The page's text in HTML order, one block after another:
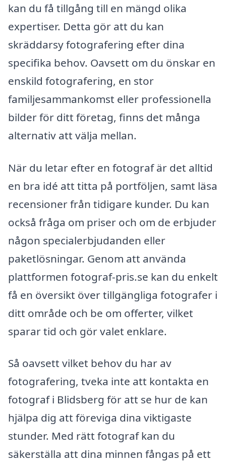
kan du få tillgång till en mängd olika
expertiser. Detta gör att du kan
skräddarsy fotografering efter dina
specifika behov. Oavsett om du önskar en
enskild fotografering, en stor
familjesammankomst eller professionella
bilder för ditt företag, finns det många
alternativ att välja mellan.
När du letar efter en fotograf är det alltid
en bra idé att titta på portföljen, samt läsa
recensioner från tidigare kunder. Du kan
också fråga om priser och om de erbjuder
någon specialerbjudanden eller
paketlösningar. Genom att använda
plattformen fotograf-pris.se kan du enkelt
få en översikt över tillgängliga fotografer i
ditt område och be om offerter, vilket
sparar tid och gör valet enklare.
Så oavsett vilket behov du har av
fotografering, tveka inte att kontakta en
fotograf i Blidsberg för att se hur de kan
hjälpa dig att föreviga dina viktigaste
stunder. Med rätt fotograf kan du
säkerställa att dina minnen fångas på ett